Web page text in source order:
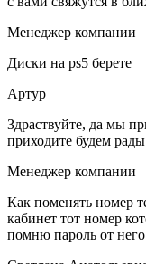
Менеджер компании
Диски на ps5 берете
Артур
Здраствуйте, да мы
приходите будем
Менеджер компании
Как поменять номер
кабинет тот номер
помню пароль от него